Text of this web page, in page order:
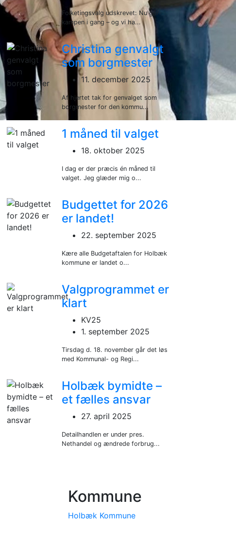
Folketingsvalg udskrevet: Nu går
kampen i gang – og vi ha...
Christina genvalgt
som borgmester
11. december 2025
Af hjertet tak for genvalget som
borgmester for den kommu...
1 måned til valget
18. oktober 2025
I dag er der præcis én måned til
valget. Jeg glæder mig o...
Budgettet for 2026
er landet!
22. september 2025
Kære alle Budgetaftalen for Holbæk
kommune er landet o...
Valgprogrammet er
klart
KV25
1. september 2025
Tirsdag d. 18. november går det løs
med Kommunal- og Regi...
Holbæk bymidte –
et fælles ansvar
27. april 2025
Detailhandlen er under pres.
Nethandel og ændrede forbrug...
Kommune
Holbæk Kommune